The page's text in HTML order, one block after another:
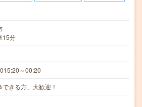
15分
～00:20
きる方、大歓迎！